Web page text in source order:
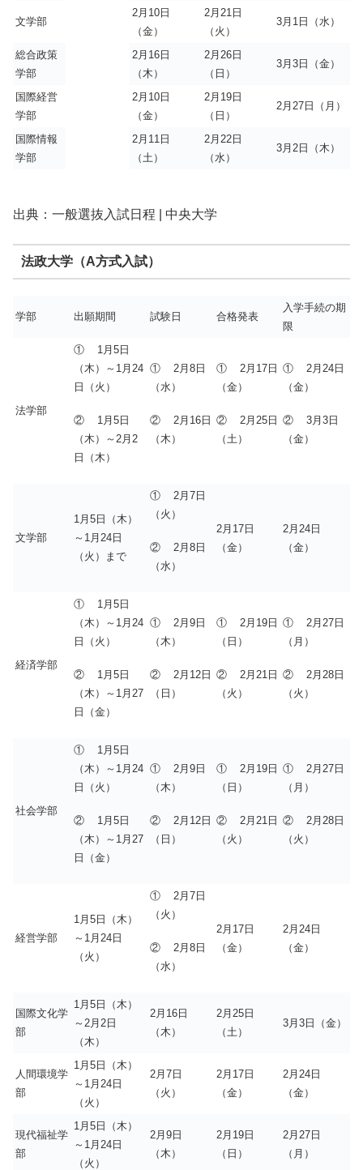
文学部
2月10日
（金）
2月21日
（火）
3月1日（水）
総合政策
学部
2月16日
（木）
2月26日
（日）
3月3日（金）
国際経営
学部
2月10日
（金）
2月19日
（日）
2月27日（月）
国際情報
学部
2月11日
（土）
2月22日
（水）
3月2日（木）
出典：一般選抜入試日程 | 中央大学
法政大学（A方式入試）
学部 出願期間 試験日 合格発表
入学手続の期
限
法学部
① 1月5日
（木）～1月24
日（火）
② 1月5日
（木）～2月2
日（木）
① 2月8日
（水）
② 2月16日
（木）
① 2月17日
（金）
② 2月25日
（土）
① 2月24日
（金）
② 3月3日
（金）
文学部
1月5日（木）
～1月24日
（火）まで
① 2月7日
（火）
② 2月8日
（水）
2月17日
（金）
2月24日
（金）
経済学部
① 1月5日
（木）～1月24
日（火）
② 1月5日
（木）～1月27
日（金）
① 2月9日
（木）
② 2月12日
（日）
① 2月19日
（日）
② 2月21日
（火）
① 2月27日
（月）
② 2月28日
（火）
社会学部
① 1月5日
（木）～1月24
日（火）
② 1月5日
（木）～1月27
日（金）
① 2月9日
（木）
② 2月12日
（日）
① 2月19日
（日）
② 2月21日
（火）
① 2月27日
（月）
② 2月28日
（火）
経営学部
1月5日（木）
～1月24日
（火）
① 2月7日
（火）
② 2月8日
（水）
2月17日
（金）
2月24日
（金）
国際文化学
部
1月5日（木）
～2月2日
（木）
2月16日
（木）
2月25日
（土）
3月3日（金）
人間環境学
部
1月5日（木）
～1月24日
（火）
2月7日
（火）
2月17日
（金）
2月24日
（金）
現代福祉学
部
1月5日（木）
～1月24日
（火）
2月9日
（木）
2月19日
（日）
2月27日
（月）